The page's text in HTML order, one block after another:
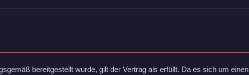
bereitgestellt wurde, gilt der Vertrag als erfüllt. Da es sich um einen